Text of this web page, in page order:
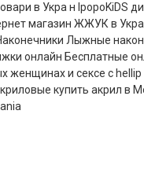
в Укра н IpopoKiDS
магазин ЖЖУК в
Лыжные
онлайн Бесплатные
женщинах и сексе с
купить акрил в